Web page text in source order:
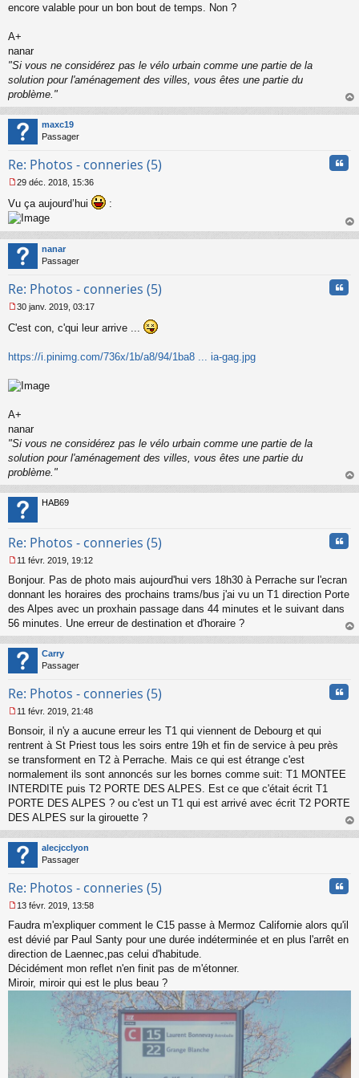
g
n
o
n
u
encore valable pour un bon bout de temps. Non ?
A+
nanar
"Si vous ne considérez pas le vélo urbain comme une partie de la
solution pour l'aménagement des villes, vous êtes une partie du
problème."
au
maxc19
Passager
Re: Photos - conneries (5)
e
s
s
a
g
e
o
l
29 déc. 2018, 15:36
Vu ça aujourd’hui :
au
nanar
Passager
Re: Photos - conneries (5)
e
s
a
e
o
l
u
30 janv. 2019, 03:17
C'est con, c'qui leur arrive ...
https://i.pinimg.com/736x/1b/a8/94/1ba8 ... ia-gag.jpg
A+
nanar
"Si vous ne considérez pas le vélo urbain comme une partie de la
solution pour l'aménagement des villes, vous êtes une partie du
problème."
au
HAB69
Re: Photos - conneries (5)
e
s
s
a
g
n
o
l
u
11 févr. 2019, 19:12
Bonjour. Pas de photo mais aujourd'hui vers 18h30 à Perrache sur l'ecran
donnant les horaires des prochains trams/bus j'ai vu un T1 direction Porte
des Alpes avec un proxhain passage dans 44 minutes et le suivant dans
56 minutes. Une erreur de destination et d'horaire ?
au
Carry
Passager
Re: Photos - conneries (5)
e
s
s
g
e
n
o
n
l
u
11 févr. 2019, 21:48
Bonsoir, il n'y a aucune erreur les T1 qui viennent de Debourg et qui
rentrent à St Priest tous les soirs entre 19h et fin de service à peu près
se transforment en T2 à Perrache. Mais ce qui est étrange c'est
normalement ils sont annoncés sur les bornes comme suit: T1 MONTEE
INTERDITE puis T2 PORTE DES ALPES. Est ce que c'était écrit T1
PORTE DES ALPES ? ou c'est un T1 qui est arrivé avec écrit T2 PORTE
DES ALPES sur la girouette ?
au
alecjcclyon
Passager
Re: Photos - conneries (5)
e
s
s
a
g
e
13 févr. 2019, 13:58
Faudra m'expliquer comment le C15 passe à Mermoz Californie alors qu'il
est dévié par Paul Santy pour une durée indéterminée et en plus l'arrêt en
direction de Laennec,pas celui d'habitude.
Décidément mon reflet n'en finit pas de m'étonner.
Miroir, miroir qui est le plus beau ?